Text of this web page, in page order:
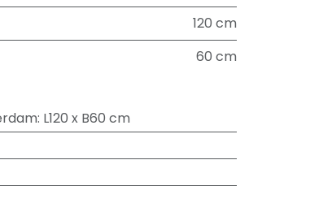
120 cm
60 cm
: L120 x B60 cm